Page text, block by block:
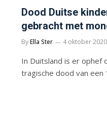
Dood Duitse
gebracht met
ByElla Ster 4 oktober 2020
In Duitsland is er ophef
tragische dood van